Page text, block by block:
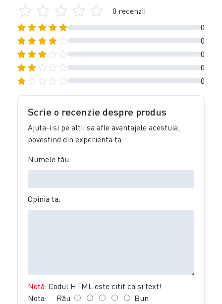
0
0
0
0
0
0 recenzii
Scrie o recenzie despre produs
Ajuta-i si pe altii sa afle avantajele acestuia,
povestind din experienta ta.
Numele tău:
Opinia ta:
Notă: Codul HTML este citit ca şi text!
Nota: Rău
Bun